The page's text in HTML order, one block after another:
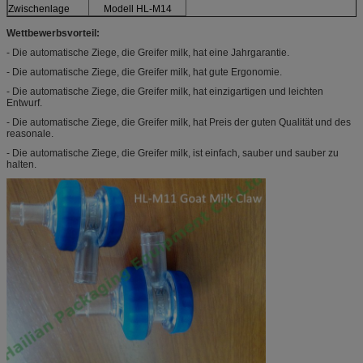
Zwischenlage
Modell HL-M14
Wettbewerbsvorteil:
- Die automatische Ziege, die Greifer milk, hat eine Jahrgarantie.
- Die automatische Ziege, die Greifer milk, hat gute Ergonomie.
- Die automatische Ziege, die Greifer milk, hat einzigartigen und leichten
Entwurf.
- Die automatische Ziege, die Greifer milk, hat Preis der guten Qualität und des
reasonale.
- Die automatische Ziege, die Greifer milk, ist einfach, sauber und sauber zu
halten.